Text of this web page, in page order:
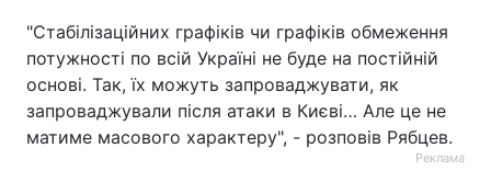
"Стабілізаційних графіків чи графіків обмеження
потужності по всій Україні не буде на постійній
основі. Так, їх можуть запроваджувати, як
запроваджували після атаки в Києві… Але це не
матиме масового характеру", - розповів Рябцев.
Реклама